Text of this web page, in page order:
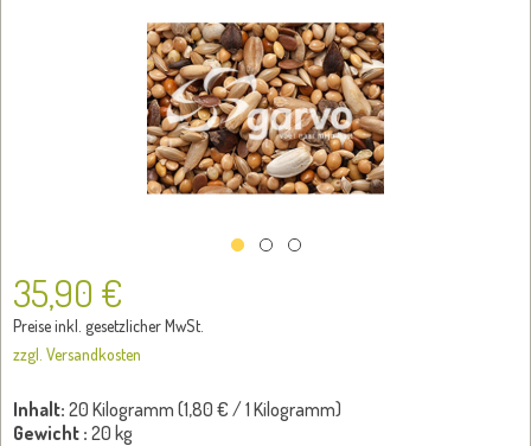
35,90 €
Preise inkl. gesetzlicher MwSt.
zzgl. Versandkosten
Inhalt: 20 Kilogramm (1,80 € / 1 Kilogramm)
Gewicht : 20 kg